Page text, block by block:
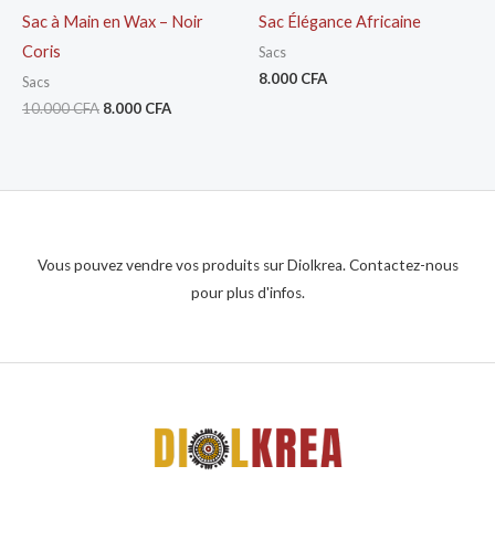
Sac à Main en Wax – Noir
Coris
Sacs
10.000CFA 8.000 CFA
Sac Élégance Africaine
Sacs
8.000 CFA
Vous pouvez vendre vos produits sur Diolkrea. Contactez-nous
pour plus d'infos.